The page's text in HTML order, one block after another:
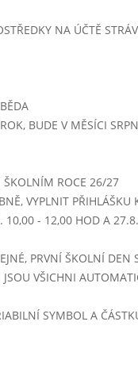
Týden
NA ÚČTĚ
BUDE V MĚSÍCI
ŠKOLNÍM ROCE 26/27
VYPLNIT
10,00 - 12,00 HOD A
PRVNÍ ŠKOLNÍ
VŠICHNI
SYMBOL A